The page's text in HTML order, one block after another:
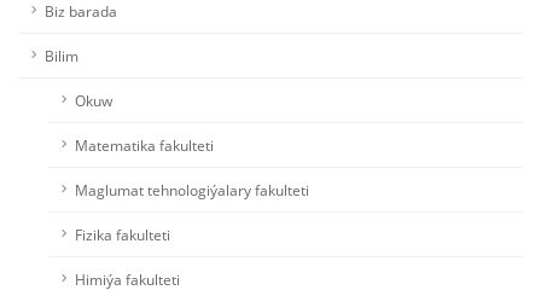
Biz barada
Bilim
Okuw
Matematika fakulteti
Maglumat tehnologiýalary fakulteti
Fizika fakulteti
Himiýa fakulteti